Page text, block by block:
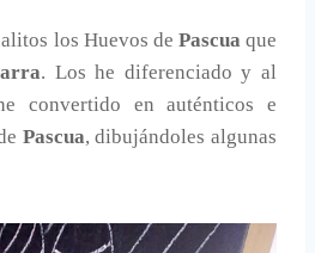
los Huevos de Pascua que
. Los he diferenciado y al
convertido en auténticos e
Pascua, dibujándoles algunas